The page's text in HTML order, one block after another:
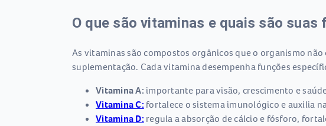
O que são vitaminas e quais são suas
As vitaminas são compostos orgânicos que o organismo
suplementação. Cada vitamina desempenha funções
Vitamina A: importante para visão, crescimento e
Vitamina C: fortalece o sistema imunológico e auxilia
Vitamina D: regula a absorção de cálcio e fósforo,